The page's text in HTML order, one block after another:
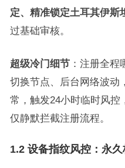
定、精准锁定土耳其伊斯
过基础审核。
超级冷门细节：注册全程
切换节点、后台网络波动
常，触发24小时临时风控
仅静默拦截注册流程。
1.2 设备指纹风控：永